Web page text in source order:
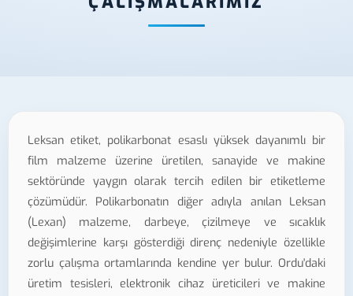
Leksan etiket, polikarbonat esaslı yüksek dayanımlı bir
film malzeme üzerine üretilen, sanayide ve makine
sektöründe yaygın olarak tercih edilen bir etiketleme
çözümüdür. Polikarbonatın diğer adıyla anılan Leksan
(Lexan) malzeme, darbeye, çizilmeye ve sıcaklık
değişimlerine karşı gösterdiği direnç nedeniyle özellikle
zorlu çalışma ortamlarında kendine yer bulur. Ordu'daki
üretim tesisleri, elektronik cihaz üreticileri ve makine